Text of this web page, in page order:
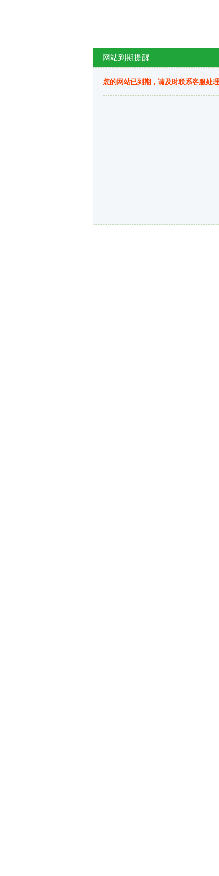
网站到期提醒
您的网站已到期，请及时联系客服处理